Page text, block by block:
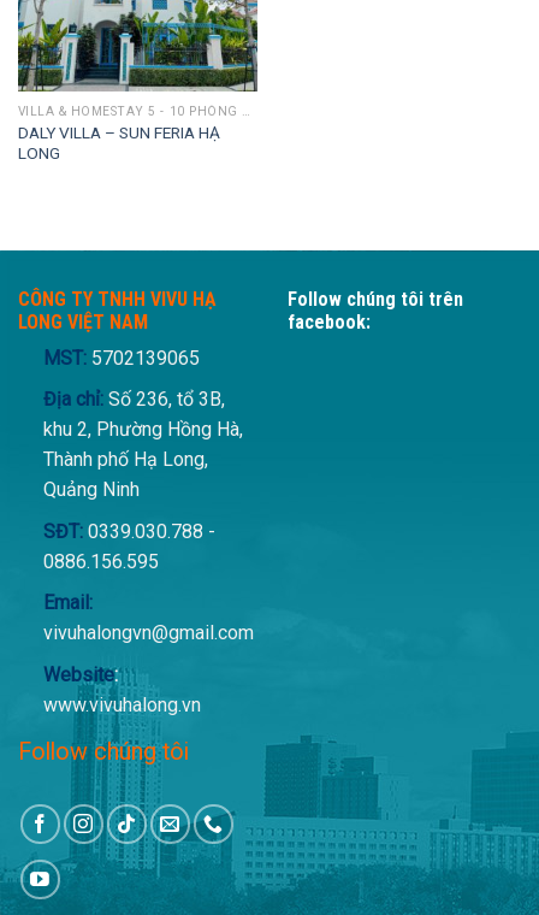
DALY VILLA – SUN FERIA HẠ
LONG
CÔNG TY TNHH VIVU HẠ
LONG VIỆT NAM
MST: 5702139065
Địa chỉ:Số 236, tổ 3B,
khu 2, Phường Hồng Hà,
Thành phố Hạ Long,
Quảng Ninh
SĐT:0339.030.788 -
0886.156.595
Email:
vivuhalongvn@gmail.com
Website:
www.vivuhalong.vn
Follow chúng tôi
Follow chúng tôi trên
facebook: